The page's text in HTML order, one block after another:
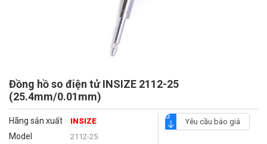
Đồng hồ so điện tử INSIZE 2112-25
(25.4mm/0.01mm)
Hãng sản xuất INSIZE
Model 2112-25
Yêu cầu báo giá